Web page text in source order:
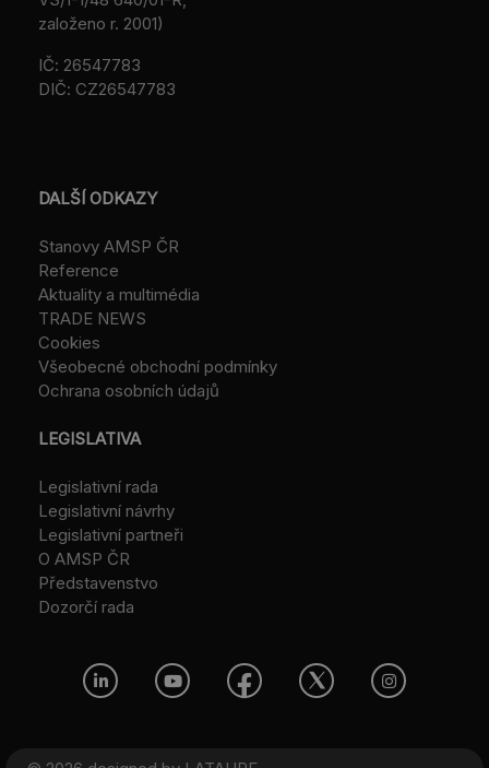
založeno r. 2001)
IČ: 26547783
DIČ: CZ26547783
DALŠÍ ODKAZY
Stanovy AMSP ČR
Reference
Aktuality a multimédia
TRADE NEWS
Cookies
Všeobecné obchodní podmínky
Ochrana osobních údajů
LEGISLATIVA
Legislativní rada
Legislativní návrhy
Legislativní partneři
O AMSP ČR
Představenstvo
Dozorčí rada